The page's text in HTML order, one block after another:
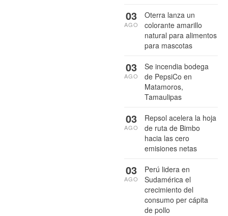
Oterra lanza un
colorante amarillo
natural para alimentos
para mascotas
03
AGO
Se incendia bodega
de PepsiCo en
Matamoros,
Tamaulipas
03
AGO
Repsol acelera la hoja
de ruta de Bimbo
hacia las cero
emisiones netas
03
AGO
Perú lidera en
Sudamérica el
crecimiento del
consumo per cápita
de pollo
03
AGO